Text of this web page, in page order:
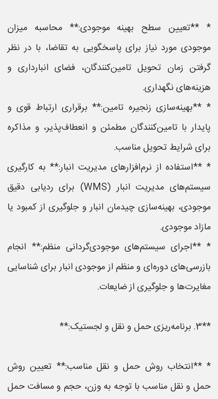
* **تعیین سطح بهینه موجودی:** محاسبه میزان
موجودی مورد نیاز برای پاسخگویی به تقاضا، با در نظر
گرفتن زمان تحویل تامین‌کنندگان، فضای انبارداری و
هزینه‌های نگهداری.
* **بهینه‌سازی زنجیره تامین:** برقراری ارتباط قوی و
پایدار با تامین‌کنندگان مطمئن و انعطاف‌پذیر، و مذاکره
برای شرایط تحویل مناسب.
* **استفاده از نرم‌افزارهای مدیریت انبار:** به کارگیری
سیستم‌های مدیریت انبار (WMS) برای ردیابی دقیق
موجودی، بهینه‌سازی چیدمان انبار و جلوگیری از کمبود یا
مازاد موجودی.
* **اجرای سیستم‌های موجودی‌گردانی منظم:** انجام
بازرسی‌های دوره‌ای و منظم از موجودی انبار برای شناسایی
مغایرت‌ها و جلوگیری از ضایعات.
**3. برنامه‌ریزی حمل و نقل و لجستیک:**
* **انتخاب روش حمل و نقل مناسب:** تعیین روش
حمل و نقل مناسب با توجه به وزن، حجم و مسافت حمل